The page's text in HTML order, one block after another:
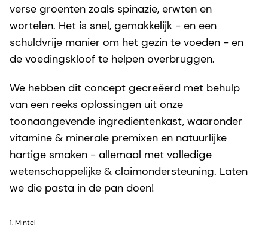
verse groenten zoals spinazie, erwten en
wortelen. Het is snel, gemakkelijk - en een
schuldvrije manier om het gezin te voeden - en
de voedingskloof te helpen overbruggen.
We hebben dit concept gecreëerd met behulp
van een reeks oplossingen uit onze
toonaangevende ingrediëntenkast, waaronder
vitamine & minerale premixen en natuurlijke
hartige smaken - allemaal met volledige
wetenschappelijke & claimondersteuning. Laten
we die pasta in de pan doen!
1. Mintel